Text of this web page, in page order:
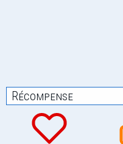
Récompense